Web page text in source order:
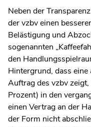
Neben der
der vzbv einen
Belästigung und
sogenannten
den
Hintergrund, dass
Auftrag des vzbv
Prozent) in den
einen Vertrag an der
der Form nicht